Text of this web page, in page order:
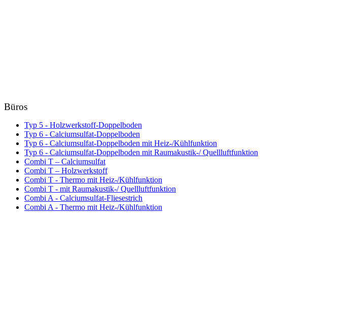
Büros
Typ 5 - Holzwerkstoff-Doppelboden
Typ 6 - Calciumsulfat-Doppelboden
Typ 6 - Calciumsulfat-Doppelboden mit Heiz-/Kühlfunktion
Typ 6 - Calciumsulfat-Doppelboden mit Raumakustik-/ Quellluftfunktion
Combi T – Calciumsulfat
Combi T – Holzwerkstoff
Combi T - Thermo mit Heiz-/Kühlfunktion
Combi T - mit Raumakustik-/ Quellluftfunktion
Combi A - Calciumsulfat-Fliesestrich
Combi A - Thermo mit Heiz-/Kühlfunktion